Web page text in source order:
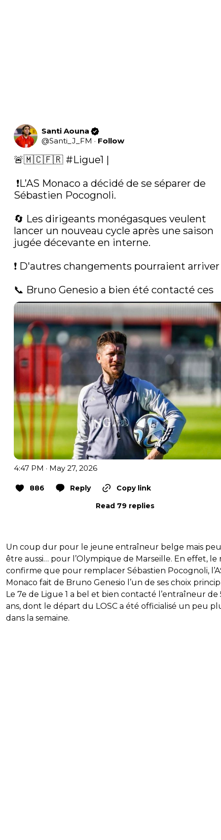
Santi Aouna
@Santi_J_FM · Follow
🚨🇲🇨🇫🇷 #Ligue1 |
Sébastien Pocognoli.
🔄 Les dirigeants monégasques veulent
lancer un nouveau cycle après une saison
jugée décevante en interne.
❗️ D'autres changements pourraient arriver
📞 Bruno Genesio a bien été contacté ces
4:47 PM · May 27, 2026
886 Reply
Copy link
Read 79 replies
Un coup dur pour le jeune entraîneur belge mais
être aussi… pour l’Olympique de Marseille. En effet, le
confirme que pour remplacer Sébastien Pocognoli,
Monaco fait de Bruno Genesio l’un de ses choix
Le 7e de Ligue 1 a bel et bien contacté l’entraîneur de
ans, dont le départ du LOSC a été officialisé un peu
dans la semaine.